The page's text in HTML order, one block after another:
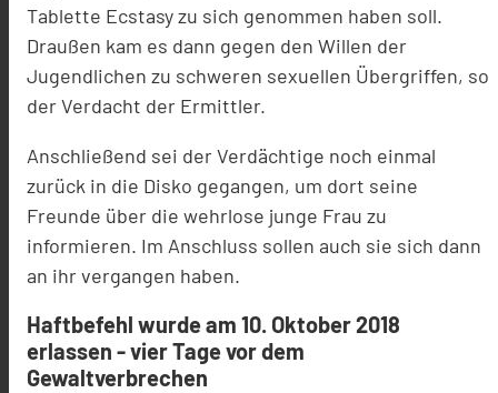
Tablette Ecstasy zu sich genommen haben soll.
Draußen kam es dann gegen den Willen der
Jugendlichen zu schweren sexuellen Übergriffen, so
der Verdacht der Ermittler.
Anschließend sei der Verdächtige noch einmal
zurück in die Disko gegangen, um dort seine
Freunde über die wehrlose junge Frau zu
informieren. Im Anschluss sollen auch sie sich dann
an ihr vergangen haben.
Haftbefehl wurde am 10. Oktober 2018
erlassen - vier Tage vor dem
Gewaltverbrechen